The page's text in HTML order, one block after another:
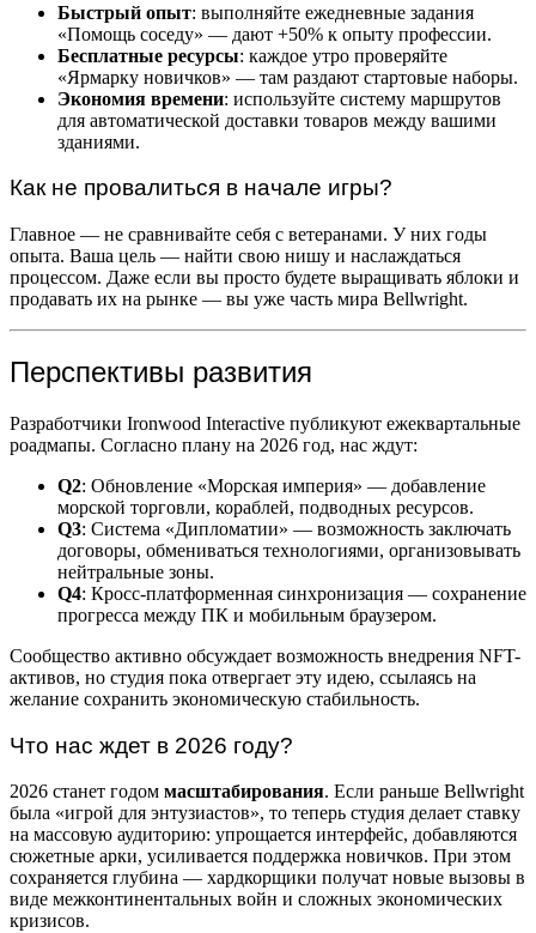
Быстрый опыт: выполняйте ежедневные задания
«Помощь соседу» — дают +50% к опыту профессии.
Бесплатные ресурсы: каждое утро проверяйте
«Ярмарку новичков» — там раздают стартовые наборы.
Экономия времени: используйте систему маршрутов
для автоматической доставки товаров между вашими
зданиями.
Как не провалиться в начале игры?
Главное — не сравнивайте себя с ветеранами. У них годы
опыта. Ваша цель — найти свою нишу и наслаждаться
процессом. Даже если вы просто будете выращивать яблоки и
продавать их на рынке — вы уже часть мира Bellwright.
Перспективы развития
Разработчики Ironwood Interactive публикуют ежеквартальные
роадмапы. Согласно плану на 2026 год, нас ждут:
Q2: Обновление «Морская империя» — добавление
морской торговли, кораблей, подводных ресурсов.
Q3: Система «Дипломатии» — возможность заключать
договоры, обмениваться технологиями, организовывать
нейтральные зоны.
Q4: Кросс-платформенная синхронизация — сохранение
прогресса между ПК и мобильным браузером.
Сообщество активно обсуждает возможность внедрения NFT-
активов, но студия пока отвергает эту идею, ссылаясь на
желание сохранить экономическую стабильность.
Что нас ждет в 2026 году?
2026 станет годом масштабирования. Если раньше Bellwright
была «игрой для энтузиастов», то теперь студия делает ставку
на массовую аудиторию: упрощается интерфейс, добавляются
сюжетные арки, усиливается поддержка новичков. При этом
сохраняется глубина — хардкорщики получат новые вызовы в
виде межконтинентальных войн и сложных экономических
кризисов.